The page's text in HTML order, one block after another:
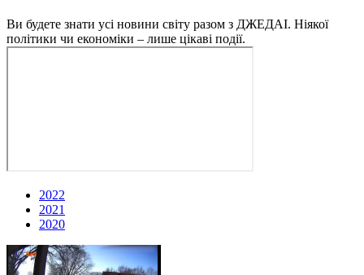
Ви будете знати усі новини світу разом з ДЖЕДАІ. Ніякої
політики чи економіки – лише цікаві події.
2022
2021
2020